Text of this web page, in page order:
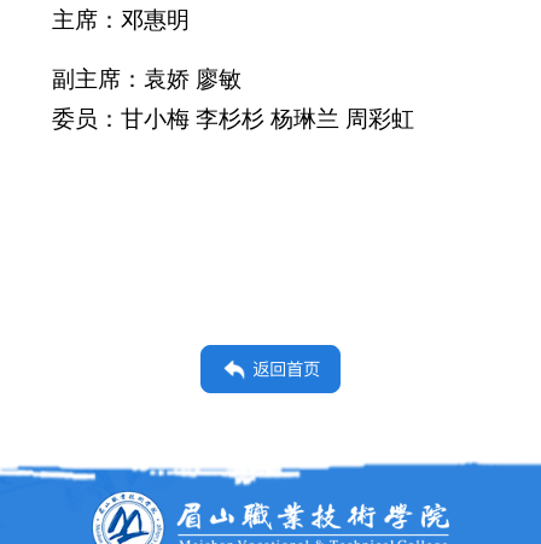
主席：邓惠明
副主席：袁娇 廖敏
委员：甘小梅 李杉杉 杨琳兰 周彩虹
返回首页